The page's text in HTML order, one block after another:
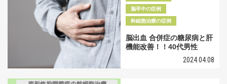
脳卒中の症例
幹細胞治療の症例
脳出血 合併症の糖尿病と肝
機能改善！！40代男性
2024.04.08